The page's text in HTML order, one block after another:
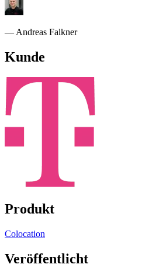
— Andreas Falkner
Kunde
Produkt
Colocation
Veröffentlicht